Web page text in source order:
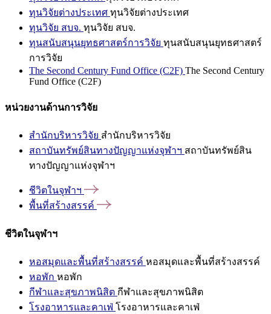
ทุนวิจัยต่างประเทศ ทุนวิจัยต่างประเทศ
ทุนวิจัย สบจ. ทุนวิจัย สบจ.
ทุนสนับสนุนยุทธศาสตร์การวิจัย ทุนสนับสนุนยุทธศาสตร์
การวิจัย
The Second Century Fund Office (C2F) The Second Century
Fund Office (C2F)
หน่วยงานด้านการวิจัย
สำนักบริหารวิจัย สำนักบริหารวิจัย
สถาบันทรัพย์สินทางปัญญาแห่งจุฬาฯ สถาบันทรัพย์สิน
ทางปัญญาแห่งจุฬาฯ
ชีวิตในจุฬาฯ
พื้นที่สร้างสรรค์
ชีวิตในจุฬาฯ
หอสมุดและพื้นที่สร้างสรรค์ หอสมุดและพื้นที่สร้างสรรค์
หอพัก หอพัก
กีฬาและสุขภาพนิสิต กีฬาและสุขภาพนิสิต
โรงอาหารและคาเฟ่ โรงอาหารและคาเฟ่